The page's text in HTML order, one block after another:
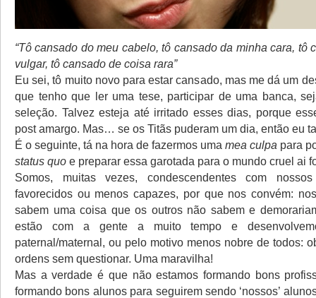
“Tô cansado do meu cabelo, tô cansado da minha cara, tô
vulgar, tô cansado de coisa rara”
Eu sei, tô muito novo para estar cansado, mas me dá um
que tenho que ler uma tese, participar de uma banca,
seleção. Talvez esteja até irritado esses dias, porque
post amargo. Mas… se os Titãs puderam um dia, então eu
É o seguinte, tá na hora de fazermos uma mea culpa para
status quo e preparar essa garotada para o mundo cruel ai
Somos, muitas vezes, condescendentes com
favorecidos ou menos capazes, por que nos convém:
sabem uma coisa que os outros não sabem e
estão com a gente a muito tempo e
paternal/maternal, ou pelo motivo menos nobre de todos:
ordens sem questionar. Uma maravilha!
Mas a verdade é que não estamos formando bons
formando bons alunos para seguirem sendo ‘nossos’